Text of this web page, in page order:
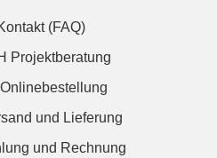
(FAQ)
Projektberatung
und Lieferung
und Rechnung